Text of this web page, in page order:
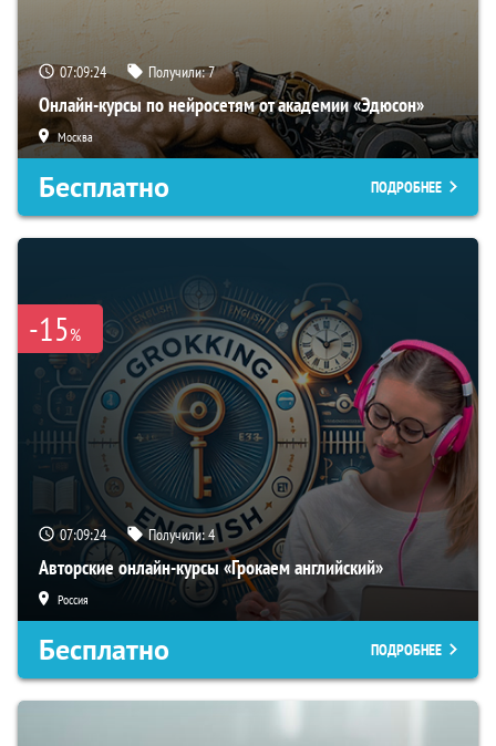
07:09:23 Получили:7
Онлайн-курсы по нейросетям от академии «Эдюсон»
Москва
Бесплатно ПОДРОБНЕЕ
-15%
07:09:23 Получили:4
Авторские онлайн-курсы «Грокаем английский»
Россия
Бесплатно ПОДРОБНЕЕ